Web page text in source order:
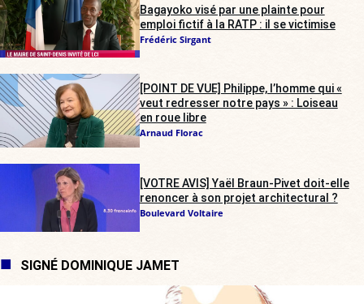
Bagayoko visé par une plainte pour
emploi fictif à la RATP : il se victimise
Frédéric Sirgant
[POINT DE VUE] Philippe, l’homme qui «
veut redresser notre pays » : Loiseau
en roue libre
Arnaud Florac
[VOTRE AVIS] Yaël Braun-Pivet doit-elle
renoncer à son projet architectural ?
Boulevard Voltaire
SIGNÉ DOMINIQUE JAMET